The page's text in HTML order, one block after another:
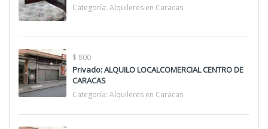
Categoría: Alquileres en Caracas
$ 800
Privado: ALQUILO LOCALCOMERCIAL CENTRO DE
CARACAS
Categoría: Alquileres en Caracas